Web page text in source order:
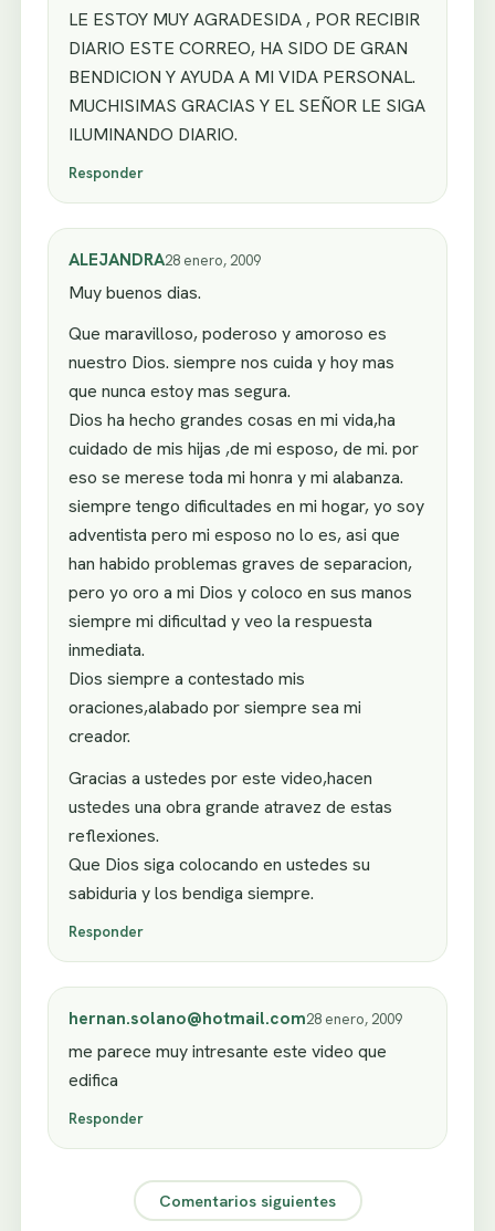
LE ESTOY MUY AGRADESIDA , POR RECIBIR
DIARIO ESTE CORREO, HA SIDO DE GRAN
BENDICION Y AYUDA A MI VIDA PERSONAL.
MUCHISIMAS GRACIAS Y EL SEÑOR LE SIGA
ILUMINANDO DIARIO.
Responder
ALEJANDRA28 enero, 2009
Muy buenos dias.
Que maravilloso, poderoso y amoroso es
nuestro Dios. siempre nos cuida y hoy mas
que nunca estoy mas segura.
Dios ha hecho grandes cosas en mi vida,ha
cuidado de mis hijas ,de mi esposo, de mi. por
eso se merese toda mi honra y mi alabanza.
siempre tengo dificultades en mi hogar, yo soy
adventista pero mi esposo no lo es, asi que
han habido problemas graves de separacion,
pero yo oro a mi Dios y coloco en sus manos
siempre mi dificultad y veo la respuesta
inmediata.
Dios siempre a contestado mis
oraciones,alabado por siempre sea mi
creador.
Gracias a ustedes por este video,hacen
ustedes una obra grande atravez de estas
reflexiones.
Que Dios siga colocando en ustedes su
sabiduria y los bendiga siempre.
Responder
hernan.solano@hotmail.com28 enero, 2009
me parece muy intresante este video que
edifica
Responder
Comentarios siguientes